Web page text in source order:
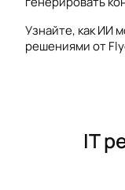
Узнайте, как ИИ
решениями от
IT